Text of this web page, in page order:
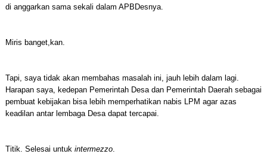
di anggarkan sama sekali dalam APBDesnya.
Miris banget,kan.
Tapi, saya tidak akan membahas masalah ini, jauh lebih dalam lagi.
Harapan saya, kedepan Pemerintah Desa dan Pemerintah Daerah sebagai
pembuat kebijakan bisa lebih memperhatikan nabis LPM agar azas
keadilan antar lembaga Desa dapat tercapai.
Titik. Selesai untuk intermezzo.